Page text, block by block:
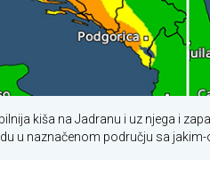
kiša na Jadranu i uz njega i
u naznačenom području sa